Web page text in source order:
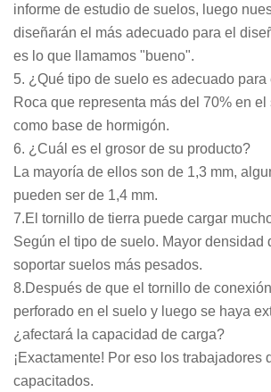
informe de estudio de suelos, luego
diseñarán el más adecuado para el
es lo que llamamos "bueno".
5. ¿Qué tipo de suelo es adecuado
Roca que representa más del 70% en
como base de hormigón.
6. ¿Cuál es el grosor de su producto?
La mayoría de ellos son de 1,3 mm,
pueden ser de 1,4 mm.
7.El tornillo de tierra puede cargar
Según el tipo de suelo. Mayor densidad
soportar suelos más pesados.
8.Después de que el tornillo de
perforado en el suelo y luego se haya
¿afectará la capacidad de carga?
¡Exactamente! Por eso los trabajadores
capacitados.